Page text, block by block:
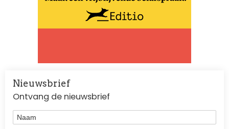
Nieuwsbrief
Ontvang de nieuwsbrief
Naam